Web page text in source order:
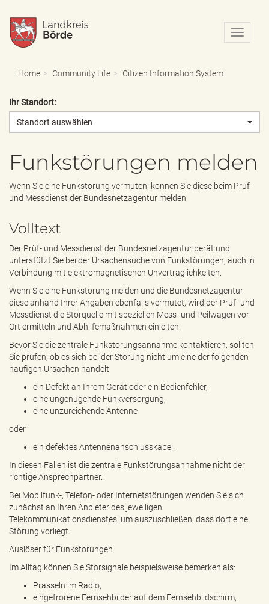
N
a
o
i
-
l
n
d
e
Home Community Life Citizen Information System
Ihr Standort:
Standort auswählen
Funkstörungen melden
Wenn Sie eine Funkstörung vermuten, können Sie diese beim Prüf-
und Messdienst der Bundesnetzagentur melden.
Volltext
Der Prüf- und Messdienst der Bundesnetzagentur berät und
unterstützt Sie bei der Ursachensuche von Funkstörungen, auch in
Verbindung mit elektromagnetischen Unverträglichkeiten.
Wenn Sie eine Funkstörung melden und die Bundesnetzagentur
diese anhand Ihrer Angaben ebenfalls vermutet, wird der Prüf- und
Messdienst die Störquelle mit speziellen Mess- und Peilwagen vor
Ort ermitteln und Abhilfemaßnahmen einleiten.
Bevor Sie die zentrale Funkstörungsannahme kontaktieren, sollten
Sie prüfen, ob es sich bei der Störung nicht um eine der folgenden
häufigen Ursachen handelt:
ein Defekt an Ihrem Gerät oder ein Bedienfehler,
eine ungenügende Funkversorgung,
eine unzureichende Antenne
oder
ein defektes Antennenanschlusskabel.
In diesen Fällen ist die zentrale Funkstörungsannahme nicht der
richtige Ansprechpartner.
Bei Mobilfunk-, Telefon- oder Internetstörungen wenden Sie sich
zunächst an Ihren Anbieter des jeweiligen
Telekommunikationsdienstes, um auszuschließen, dass dort eine
Störung vorliegt.
Auslöser für Funkstörungen
Im Alltag können Sie Störsignale beispielsweise bemerken als:
Prasseln im Radio,
eingefrorene Fernsehbilder auf dem Fernsehbildschirm,